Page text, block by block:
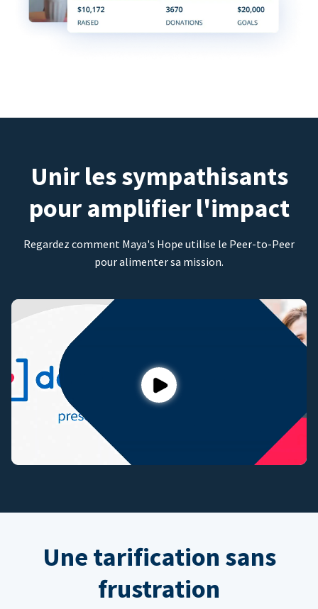
Unir les sympathisants
pour amplifier l'impact
Regardez comment Maya's Hope utilise le Peer-to-Peer
pour alimenter sa mission.
Play
Une tarification sans
frustration